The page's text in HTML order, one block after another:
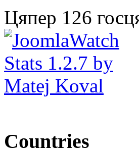
Цяпер 126
Countries